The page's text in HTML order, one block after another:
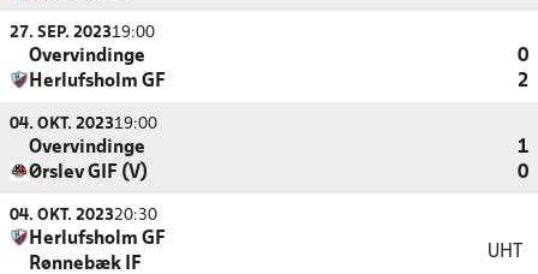
27. SEP. 202319:00
Overvindinge
0
Herlufsholm GF
2
04. OKT. 202319:00
Overvindinge
1
Ørslev GIF (V)
0
04. OKT. 202320:30
Herlufsholm GF
Rønnebæk IF
UHT